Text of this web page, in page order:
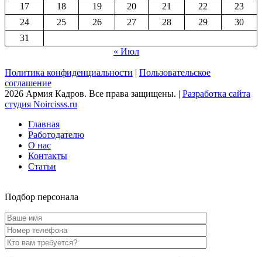
17
18 19 20 21 22
23
24
25 26 27 28 29
30
31
« Июл
Политика конфиденциальности | Пользовательское
соглашение
2026 Армия Кадров. Все права защищены. | Разработка сайта
студия Noircisss.ru
Главная
Работодателю
О нас
Контакты
Статьи
Подбор персонала